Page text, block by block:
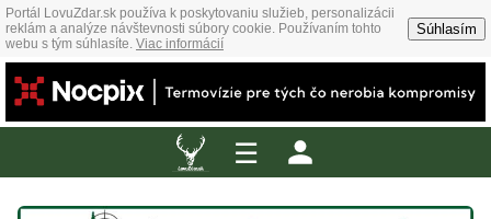
Portál LovuZdar.sk používa k poskytovaniu služieb, personalizácii
reklám a analýze návštevnosti súbory cookie. Používaním tohto
webu s tým súhlasíte. Viac informácií
Súhlasím
☰